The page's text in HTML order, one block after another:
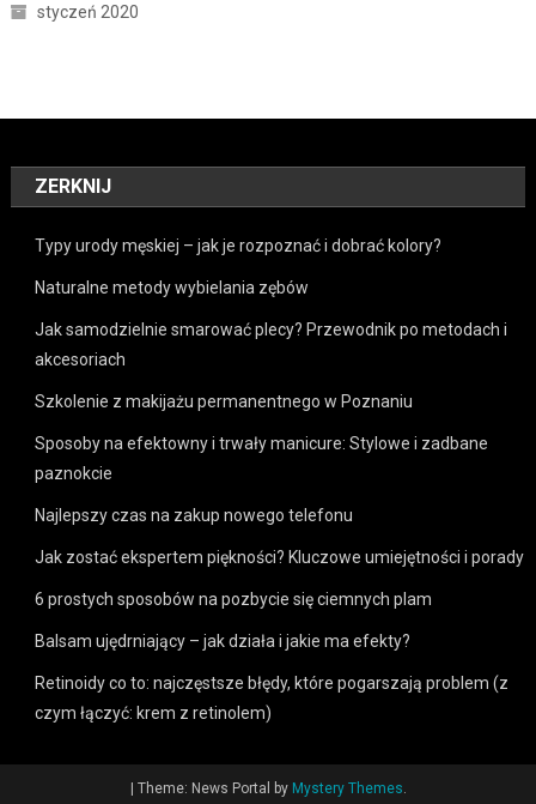
styczeń 2020
ZERKNIJ
Typy urody męskiej – jak je rozpoznać i dobrać kolory?
Naturalne metody wybielania zębów
Jak samodzielnie smarować plecy? Przewodnik po metodach i
akcesoriach
Szkolenie z makijażu permanentnego w Poznaniu
Sposoby na efektowny i trwały manicure: Stylowe i zadbane
paznokcie
Najlepszy czas na zakup nowego telefonu
Jak zostać ekspertem piękności? Kluczowe umiejętności i porady
6 prostych sposobów na pozbycie się ciemnych plam
Balsam ujędrniający – jak działa i jakie ma efekty?
Retinoidy co to: najczęstsze błędy, które pogarszają problem (z
czym łączyć: krem z retinolem)
| Theme: News Portal by Mystery Themes.